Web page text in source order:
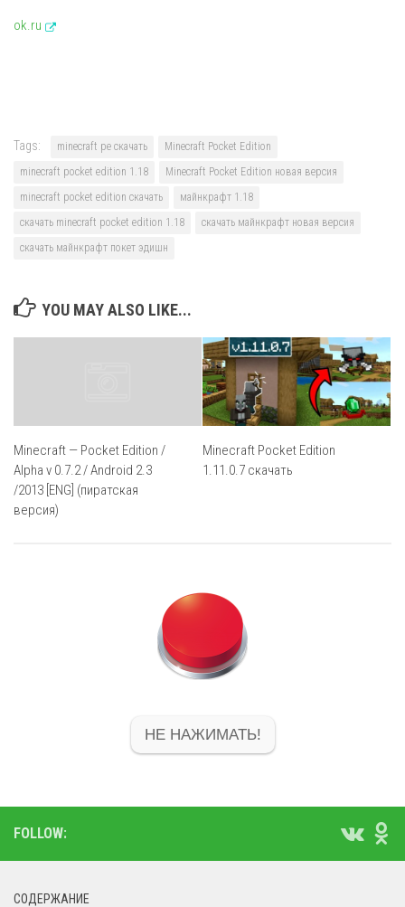
ok.ru
Tags: minecraft pe скачать
Minecraft Pocket Edition
minecraft pocket edition 1.18
Minecraft Pocket Edition новая версия
minecraft pocket edition скачать
майнкрафт 1.18
скачать minecraft pocket edition 1.18
скачать майнкрафт новая версия
скачать майнкрафт покет эдишн
YOU MAY ALSO LIKE...
Minecraft — Pocket Edition /
Alpha v 0.7.2 / Android 2.3
/2013 [ENG] (пиратская
версия)
Minecraft Pocket Edition
1.11.0.7 скачать
НЕ НАЖИМАТЬ!
FOLLOW:
СОДЕРЖАНИЕ